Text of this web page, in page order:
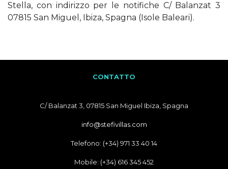
Stella, con indirizzo per le notifiche C/ Balanzat 3
07815 San Miguel, Ibiza, Spagna (Isole Baleari).
CONTATTO
C/ Balanzat 3, 07815 San Miguel Ibiza, Spagna
info@stefivillas.com
Telefono: (+34) 971 33 40 14
Mobile: (+34) 616 345 452